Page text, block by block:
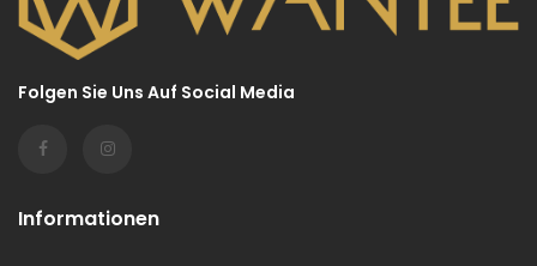
Folgen Sie Uns Auf Social Media
Informationen